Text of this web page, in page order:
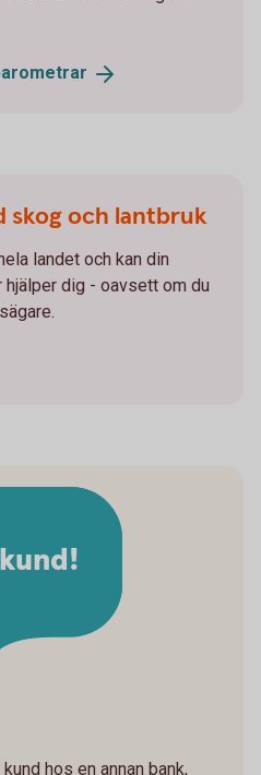
skog och lantbruk
landet och kan din
hjälper dig - oavsett om du
hos en annan bank,